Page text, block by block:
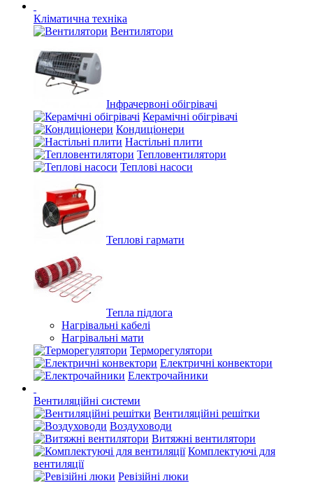
Кліматична техніка
Вентилятори
Інфрачервоні обігрівачі
Керамічні обігрівачі
Кондиціонери
Настільні плити
Тепловентилятори
Теплові насоси
Теплові гармати
Тепла підлога
Нагрівальні кабелі
Нагрівальні мати
Терморегулятори
Електричні конвектори
Електрочайники
Вентиляційні системи
Вентиляційні решітки
Воздуховоди
Витяжні вентилятори
Комплектуючі для
вентиляції
Ревізійні люки